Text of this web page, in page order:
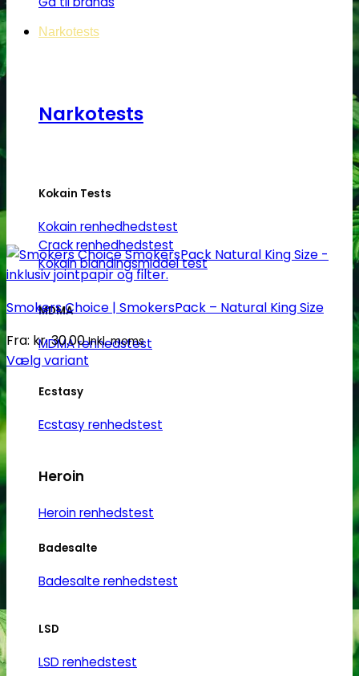
Narkotests
Narkotests
Kokain Tests
Kokain renhedhedstest
Crack renhedhedstest
Kokain blandingsmiddel test
MDMA
MDMA renhedstest
Ecstasy
Ecstasy renhedstest
Heroin
Heroin renhedstest
Badesalte
Badesalte renhedstest
LSD
LSD renhedstest
Smokers Choice | SmokersPack – Natural King Size
Fra: kr.30.00 Inkl. moms
Vælg variant
vare
har
varianter.
Mulighederne
kan
vælges
varesiden